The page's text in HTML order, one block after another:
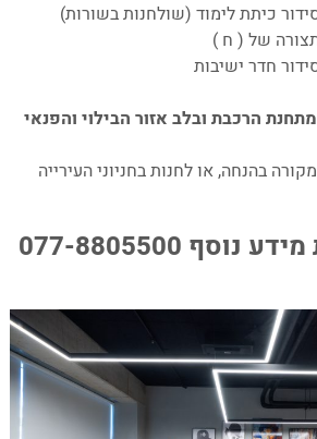
5 דקות מתחנת הרכבת ובלב אזור הבילוי והפנאי
בהנחה, או לחנות בחניוני העירייה
077-8805500